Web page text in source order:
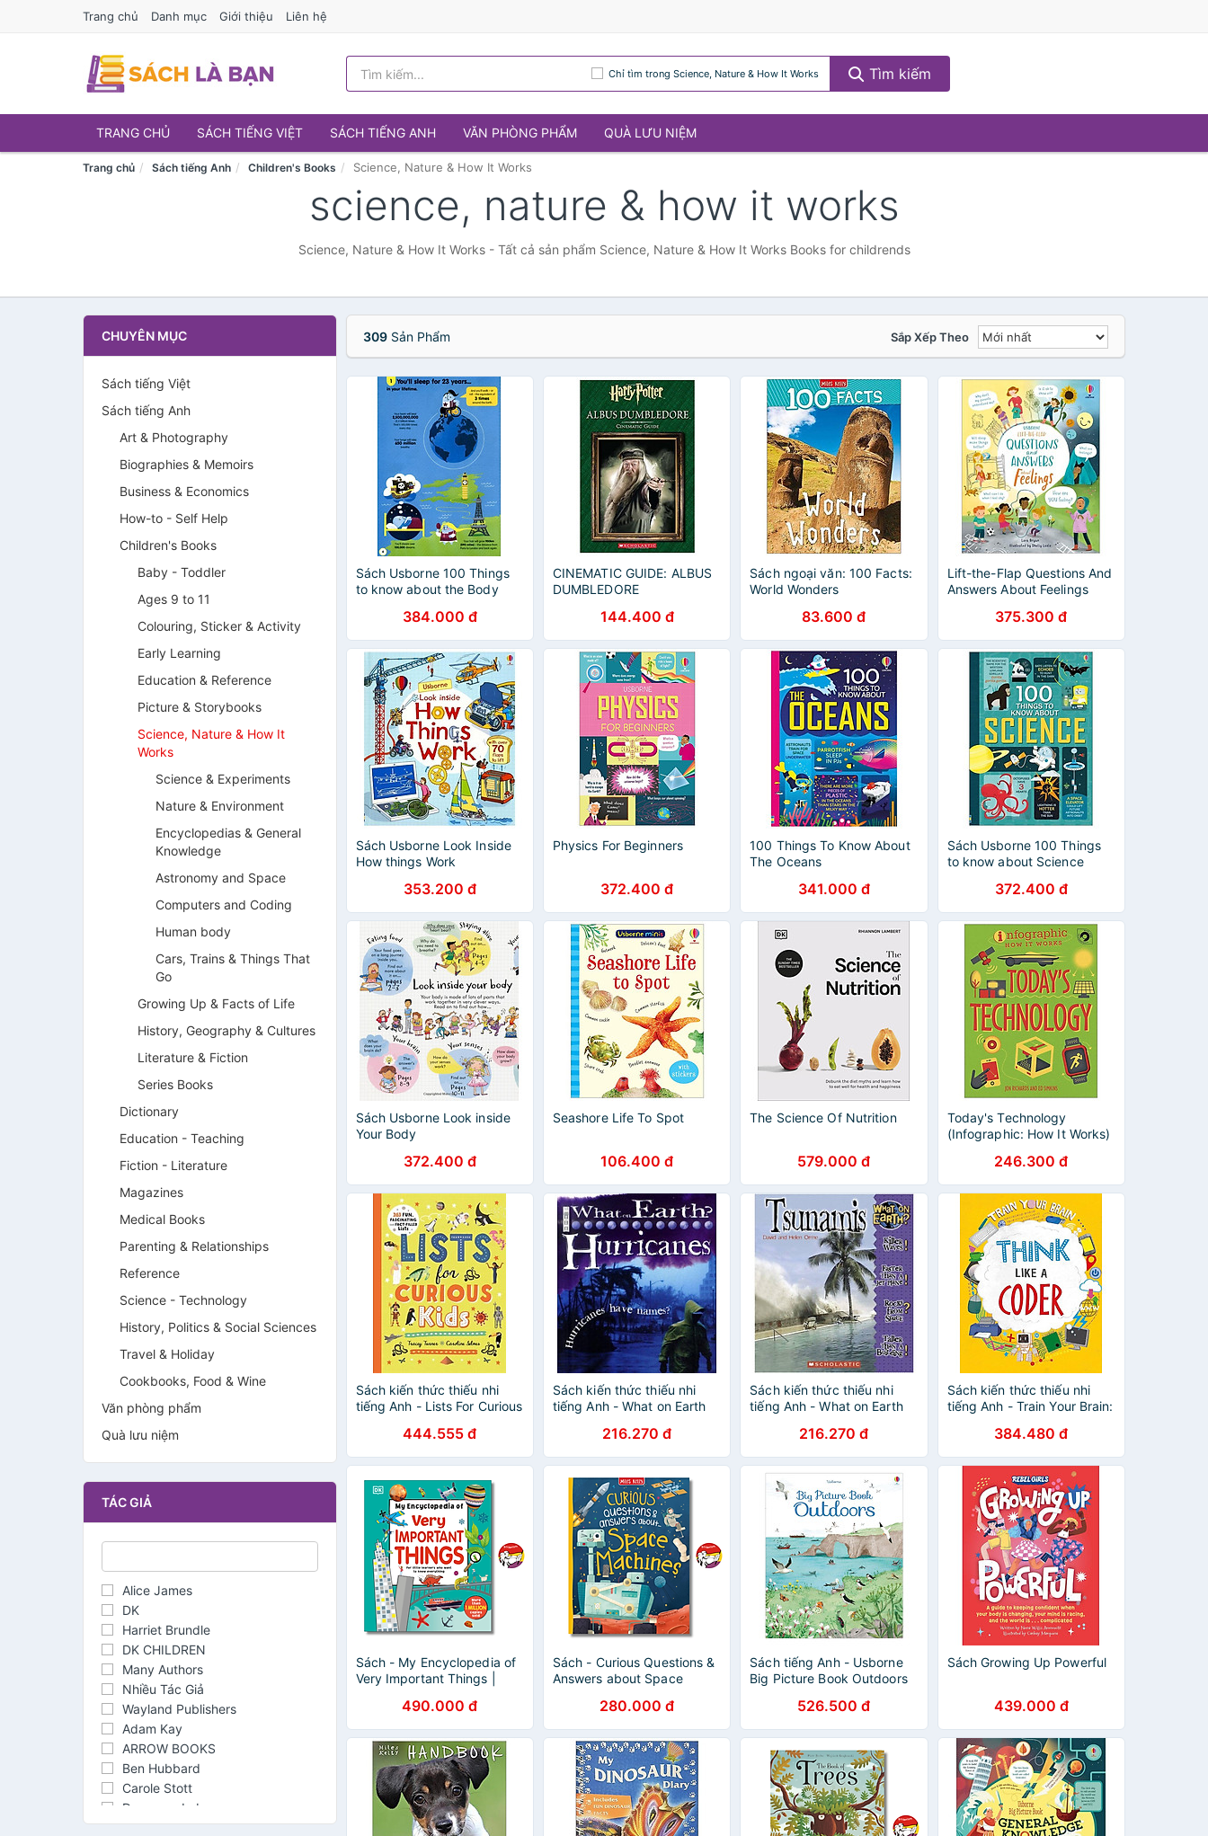
Trang chủ Danh mục Giới thiệu Liên hệ
Chỉ tìm trong Science, Nature & How It Works Tìm kiếm
TRANG CHỦ SÁCH TIẾNG VIỆT SÁCH TIẾNG ANH VĂN PHÒNG PHẨM QUÀ LƯU NIỆM
Trang chủ Sách tiếng Anh Children's Books Science, Nature & How It Works
science, nature & how it works
Science, Nature & How It Works - Tất cả sản phẩm Science, Nature & How It Works Books for childrends
CHUYÊN MỤC
Sách tiếng Việt
Sách tiếng Anh
Art & Photography
Biographies & Memoirs
Business & Economics
How-to - Self Help
Children's Books
Baby - Toddler
Ages 9 to 11
Colouring, Sticker & Activity
Early Learning
Education & Reference
Picture & Storybooks
Science, Nature & How It
Works
Science & Experiments
Nature & Environment
Encyclopedias & General
Knowledge
Astronomy and Space
Computers and Coding
Human body
Cars, Trains & Things That
Go
Growing Up & Facts of Life
History, Geography & Cultures
Literature & Fiction
Series Books
Dictionary
Education - Teaching
Fiction - Literature
Magazines
Medical Books
Parenting & Relationships
Reference
Science - Technology
History, Politics & Social Sciences
Travel & Holiday
Cookbooks, Food & Wine
Văn phòng phẩm
Quà lưu niệm
TÁC GIẢ
Alice James
DK
Harriet Brundle
DK CHILDREN
Many Authors
Nhiều Tác Giả
Wayland Publishers
Adam Kay
ARROW BOOKS
Ben Hubbard
Carole Stott
Duopress Labs
Gemma McMullen
309Sản Phẩm Sắp Xếp Theo
Sách Usborne 100 Things
to know about the Body
384.000 đ
CINEMATIC GUIDE: ALBUS
DUMBLEDORE
144.400 đ
Sách ngoại văn: 100 Facts:
World Wonders
83.600 đ
Lift-the-Flap Questions And
Answers About Feelings
375.300 đ
Sách Usborne Look Inside
How things Work
353.200 đ
Physics For Beginners
372.400 đ
100 Things To Know About
The Oceans
341.000 đ
Sách Usborne 100 Things
to know about Science
372.400 đ
Sách Usborne Look inside
Your Body
372.400 đ
Seashore Life To Spot
106.400 đ
The Science Of Nutrition
579.000 đ
Today's Technology
(Infographic: How It Works)
246.300 đ
Sách kiến thức thiếu nhi
tiếng Anh - Lists For Curious
444.555 đ
Sách kiến thức thiếu nhi
tiếng Anh - What on Earth
216.270 đ
Sách kiến thức thiếu nhi
tiếng Anh - What on Earth
216.270 đ
Sách kiến thức thiếu nhi
tiếng Anh - Train Your Brain:
384.480 đ
Sách - My Encyclopedia of
Very Important Things |
Thiếu nhi Bìa cứng
490.000 đ
Sách - Curious Questions &
Answers about Space
Science / Ngoại văn Bìa
cứng
280.000 đ
Sách tiếng Anh - Usborne
Big Picture Book Outdoors
526.500 đ
Sách Growing Up Powerful
439.000 đ